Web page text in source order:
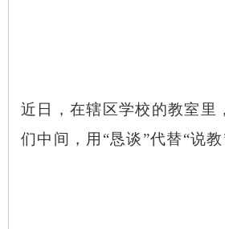
近日，在辖区学校的教室里
们中间，用 “恳谈”代替“说教